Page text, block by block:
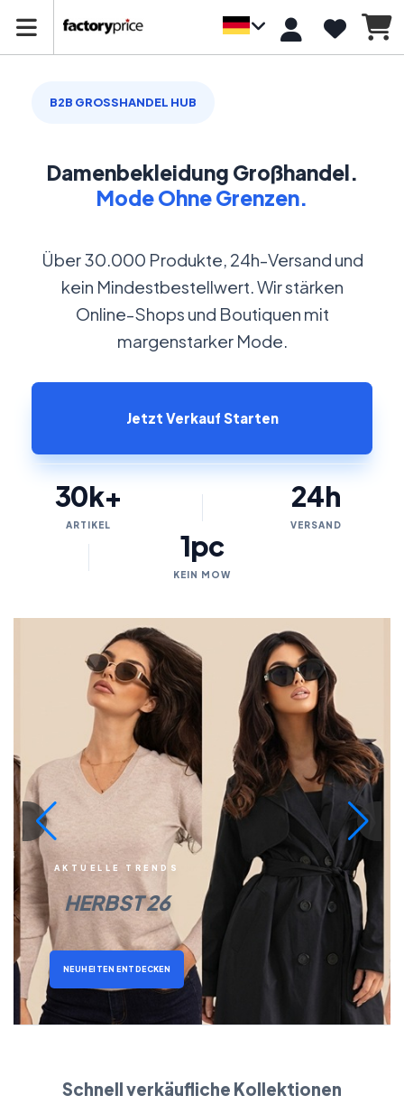
B2B GROSSHANDEL HUB
Damenbekleidung Großhandel.
Mode Ohne Grenzen.
Über 30.000 Produkte, 24h-Versand und
kein Mindestbestellwert. Wir stärken
Online-Shops und Boutiquen mit
margenstarker Mode.
Jetzt Verkauf Starten
30k+
ARTIKEL
24h
VERSAND
1pc
KEIN MOW
AKTUELLE TRENDS
HERBST 26
NEUHEITEN ENTDECKEN
Schnell verkäufliche Kollektionen